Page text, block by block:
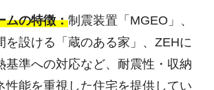
ムの特徴：制震装置「MGEO」、
を設ける「蔵のある家」、ZEHに
基準への対応など、耐震性・収納
性能を重視した住宅を提供してい